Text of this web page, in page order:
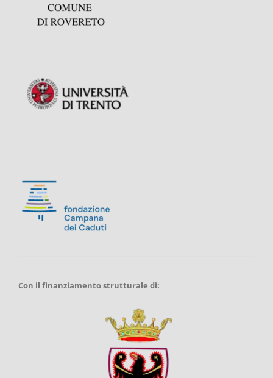
Con il finanziamento strutturale di: